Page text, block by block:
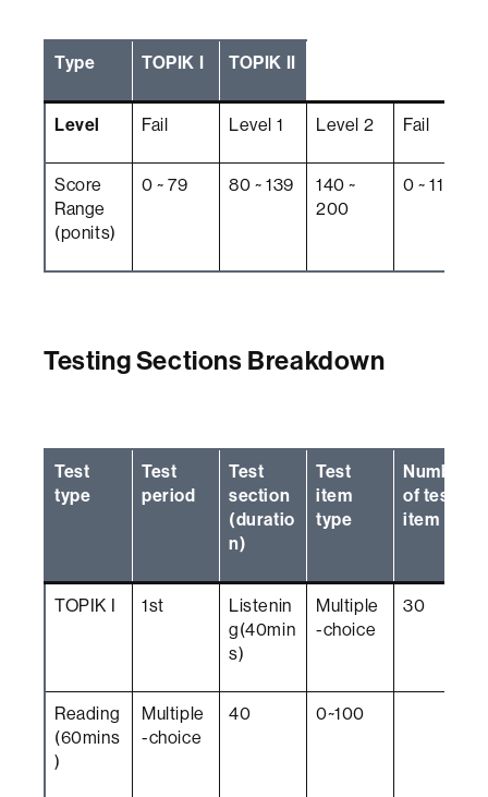
Type TOPIK I TOPIK II
Level Fail Level 1 Level 2 Fail
Score
Range
(ponits)
0 ~ 79 80 ~ 139
140 ~
200
0 ~ 119
Testing Sections Breakdown
Test
type
Test
period
Test
section
(duratio
n)
Test
item
type
Number
of test
item
TOPIK I 1st
Listenin
g(40min
s)
Multiple
-choice
30
Reading
(60mins
)
Multiple
-choice
40 0~100